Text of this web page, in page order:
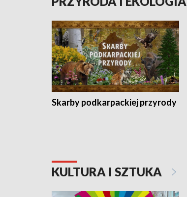
Skarby podkarpackiej przyrody
KULTURA I SZTUKA